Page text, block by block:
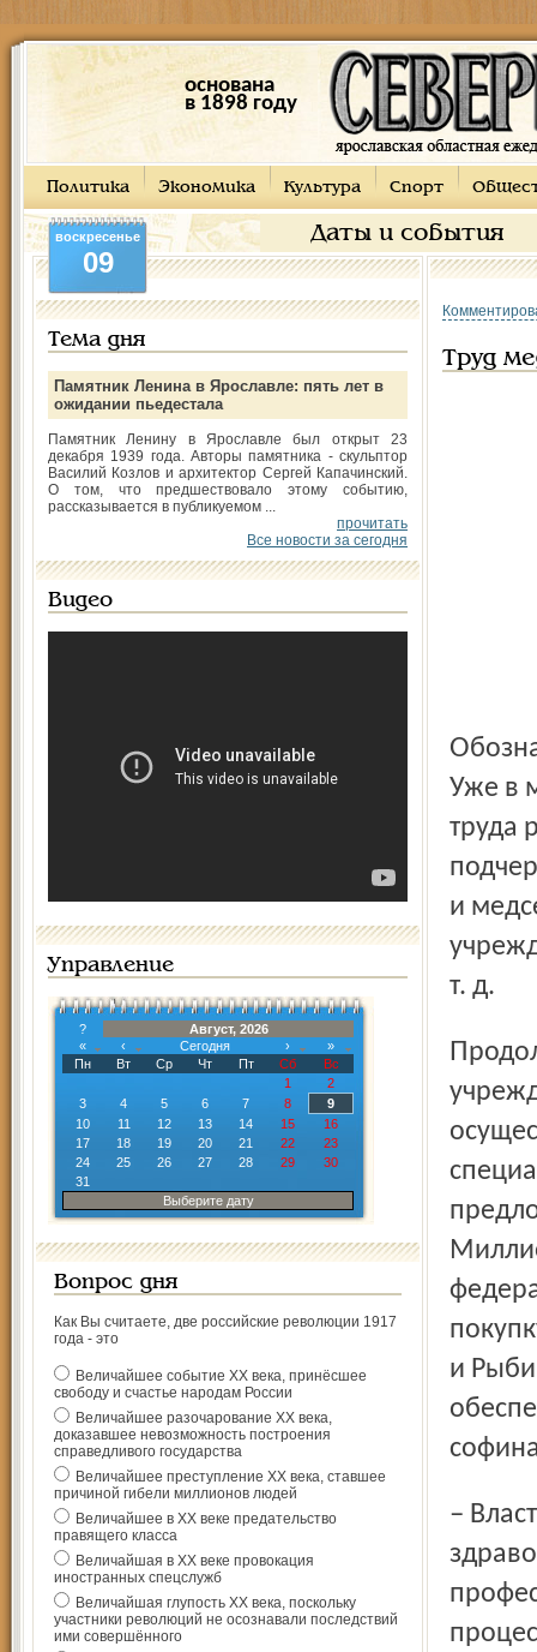
основана
в 1898 году
Политика Экономика Культура Спорт
Даты и события
воскресенье
09
Тема дня
Памятник Ленина в Ярославле: пять лет в
ожидании пьедестала
Памятник Ленину в Ярославле был открыт 23
декабря 1939 года. Авторы памятника - скульптор
Василий Козлов и архитектор Сергей Капачинский.
О том, что предшествовало этому событию,
рассказывается в публикуемом ...
прочитать
Все новости за сегодня
Видео
Управление
?
Август, 2026
«
‹ Сегодня ›
»
Пн
Вт Ср Чт Пт Сб
Вс
1
2
3
4 5 6 7 8
9
10
11 12 13 14 15
16
17
18 19 20 21 22
23
24
25 26 27 28 29
30
31
Выберите дату
Вопрос дня
Как Вы считаете, две российские революции 1917
года - это
Величайшее событие ХХ века, принёсшее
свободу и счастье народам России
Величайшее разочарование ХХ века,
доказавшее невозможность построения
справедливого государства
Величайшее преступление ХХ века, ставшее
причиной гибели миллионов людей
Величайшее в ХХ веке предательство
правящего класса
Величайшая в ХХ веке провокация
иностранных спецслужб
Величайшая глупость ХХ века, поскольку
участники революций не осознавали последствий
ими совершённого
Труд
Обозначены основные направления работы на 2012 год.
Уже в
труда
и
т. д.
Продолжится реконструкция существующих лечебных
и
– Власть предлагает пути решения проблем в сфере